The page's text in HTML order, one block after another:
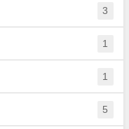
3
1
1
5